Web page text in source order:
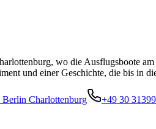
wo die Ausflugsboote
und einer Geschichte, die bis in
Charlottenburg +49 30